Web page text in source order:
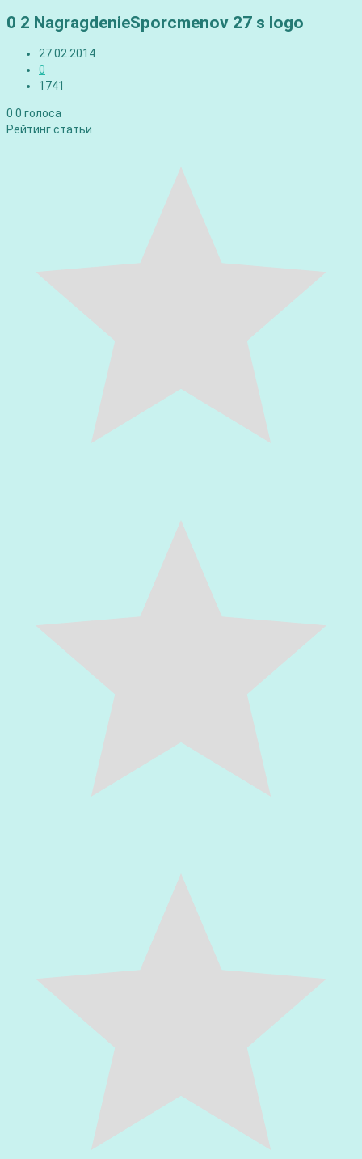
0 2 NagragdenieSporcmenov 27 s logo
27.02.2014
0
1741
0 0 голоса
Рейтинг статьи